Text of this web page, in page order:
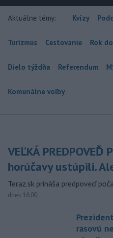
Aktuálne témy: Kvízy
Turizmus Cestovanie Rok
Dielo týždňa Referendum
Komunálne voľby
VEĽKÁ
horúčavy ustúpili.
Teraz.sk prináša predpoveď
dnes 16:00
rasovú